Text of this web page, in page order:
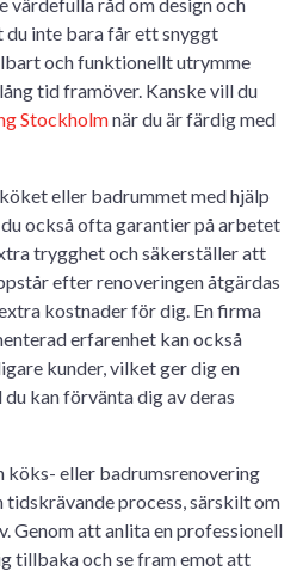
inte bara får ett snyggt
och funktionellt utrymme
tid framöver. Kanske vill du
Stockholmnär du är färdig med
eller badrummet med hjälp
också ofta garantier på arbetet
trygghet och säkerställer att
efter renoveringen åtgärdas
kostnader för dig. En firma
erfarenhet kan också
kunder, vilket ger dig en
kan förvänta dig av deras
köks- eller badrumsrenovering
tidskrävande process, särskilt om
Genom att anlita en professionell
tillbaka och se fram emot att